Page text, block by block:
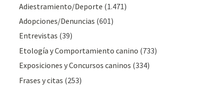
Adiestramiento/Deporte (1.471)
Adopciones/Denuncias (601)
Entrevistas (39)
Etología y Comportamiento canino (733)
Exposiciones y Concursos caninos (334)
Frases y citas (253)